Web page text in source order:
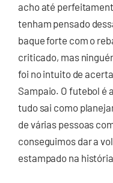
acho até
tenham pensado
baque forte com o
criticado, mas
foi no intuito de
Sampaio. O futebol é
tudo sai como
de várias pessoas
conseguimos dar a
estampado na